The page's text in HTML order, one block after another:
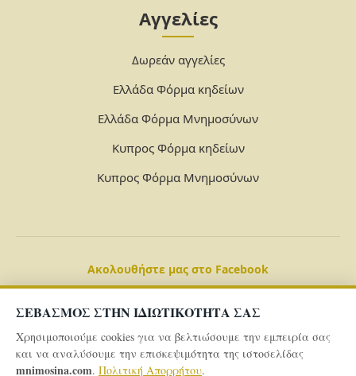
ΣΕΒΑΣΜΟΣ ΣΤΗΝ ΙΔΙΩΤΙΚΟΤΗΤΑ ΣΑΣ
Χρησιμοποιούμε cookies για να βελτιώσουμε την εμπειρία σας
και να αναλύσουμε την επισκεψιμότητα της ιστοσελίδας
mnimosina.com. Πολιτική Απορρήτου.
Αγγελίες
Δωρεάν αγγελίες
Ελλάδα Φόρμα κηδείων
Ελλάδα Φόρμα Μνημοσύνων
Κυπρος Φόρμα κηδείων
Κυπρος Φόρμα Μνημοσύνων
Ακολουθήστε μας στο Facebook